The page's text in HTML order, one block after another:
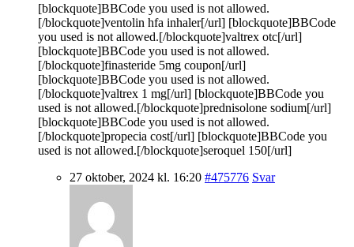
[blockquote]BBCode you used is not allowed.
[/blockquote]ventolin hfa inhaler[/url] [blockquote]BBCode
you used is not allowed.[/blockquote]valtrex otc[/url]
[blockquote]BBCode you used is not allowed.
[/blockquote]finasteride 5mg coupon[/url]
[blockquote]BBCode you used is not allowed.
[/blockquote]valtrex 1 mg[/url] [blockquote]BBCode you
used is not allowed.[/blockquote]prednisolone sodium[/url]
[blockquote]BBCode you used is not allowed.
[/blockquote]propecia cost[/url] [blockquote]BBCode you
used is not allowed.[/blockquote]seroquel 150[/url]
27 oktober, 2024 kl. 16:20 #475776 Svar